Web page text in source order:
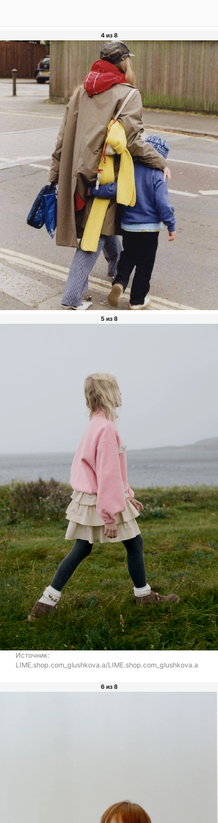
4 из 8
5 из 8
Источник:
LIME.shop.com_glushkova.a/LIME.shop.com_glushkova.a
6 из 8